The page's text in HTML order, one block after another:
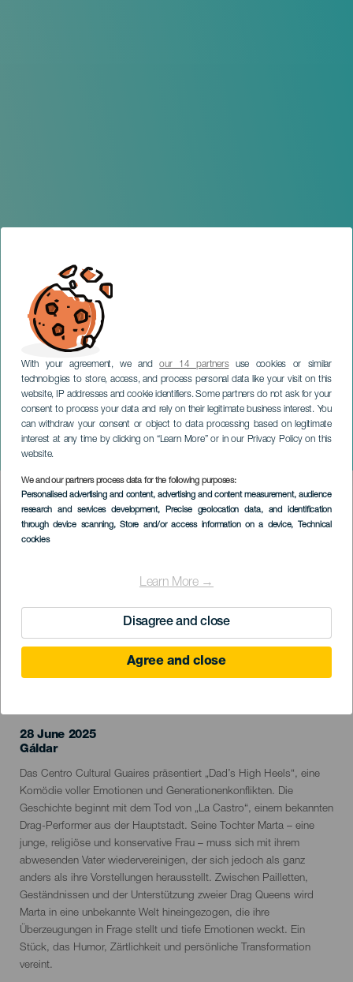
With your agreement, we andour 14 partnersuse cookies or similar
technologies to store, access, and process personal data like your visit on this
website, IP addresses and cookie identifiers. Some partners do not ask for your
consent to process your data and rely on their legitimate business interest. You
can withdraw your consent or object to data processing based on legitimate
interest at any time by clicking on “Learn More” or in our Privacy Policy on this
website.
We and our partners process data for the following purposes:
Personalised advertising and content, advertising and content measurement, audience
research and services development, Precise geolocation data, and identification
through device scanning, Store and/or access information on a device, Technical
cookies
Learn More →
Disagree and close
Agree and close
Papas High Heels
GRAN CANARIA
Imagen
Listado
28 June 2025
Localidad
Gáldar
Descripción
del
evento
Das Centro Cultural Guaires präsentiert „Dad’s High Heels“, eine
Komödie voller Emotionen und Generationenkonflikten. Die
Geschichte beginnt mit dem Tod von „La Castro“, einem bekannten
Drag-Performer aus der Hauptstadt. Seine Tochter Marta – eine
junge, religiöse und konservative Frau – muss sich mit ihrem
abwesenden Vater wiedervereinigen, der sich jedoch als ganz
anders als ihre Vorstellungen herausstellt. Zwischen Pailletten,
Geständnissen und der Unterstützung zweier Drag Queens wird
Marta in eine unbekannte Welt hineingezogen, die ihre
Überzeugungen in Frage stellt und tiefe Emotionen weckt. Ein
Stück, das Humor, Zärtlichkeit und persönliche Transformation
vereint.